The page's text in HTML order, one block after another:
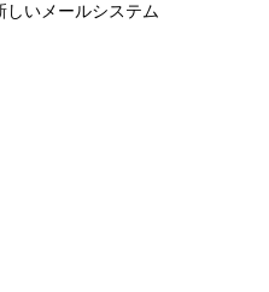
いメールシステム